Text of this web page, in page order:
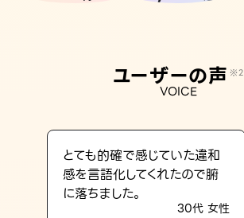
ユーザーの声 ※2
VOICE
とても的確で感じていた違和
感を言語化してくれたので腑
に落ちました。
30代 女性